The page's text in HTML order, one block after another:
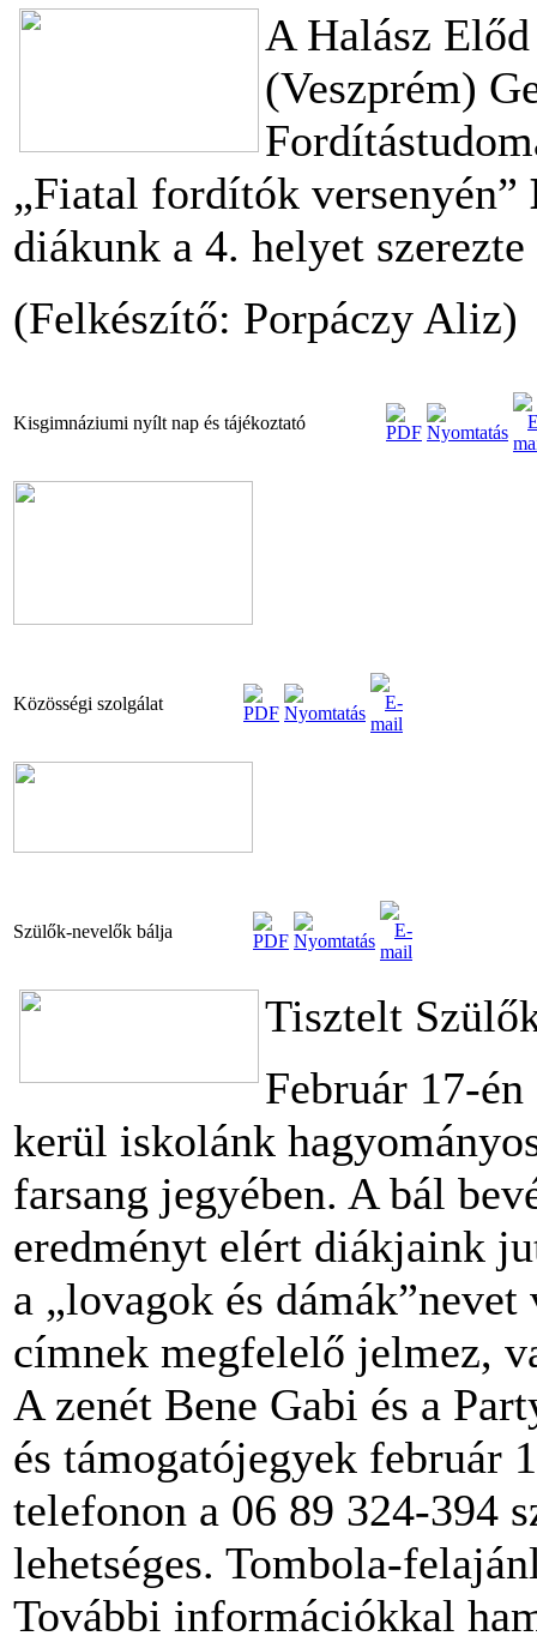
A Halász
(Veszprém)
„Fiatal fordítók versenyén”
diákunk a 4. helyet
(Felkészítő: Porpáczy Aliz)
Kisgimnáziumi nyílt nap és tájékoztató
Közösségi szolgálat
Szülők-nevelők bálja
Tisztelt
Február 17-
kerül iskolánk
farsang jegyében. A bál
eredményt elért diákjaink
a „lovagok és
címnek megfelelő jelmez,
A zenét Bene Gabi és a
és támogatójegyek február
telefonon a 06 89 324-394
lehetséges. Tombola-
További információkkal